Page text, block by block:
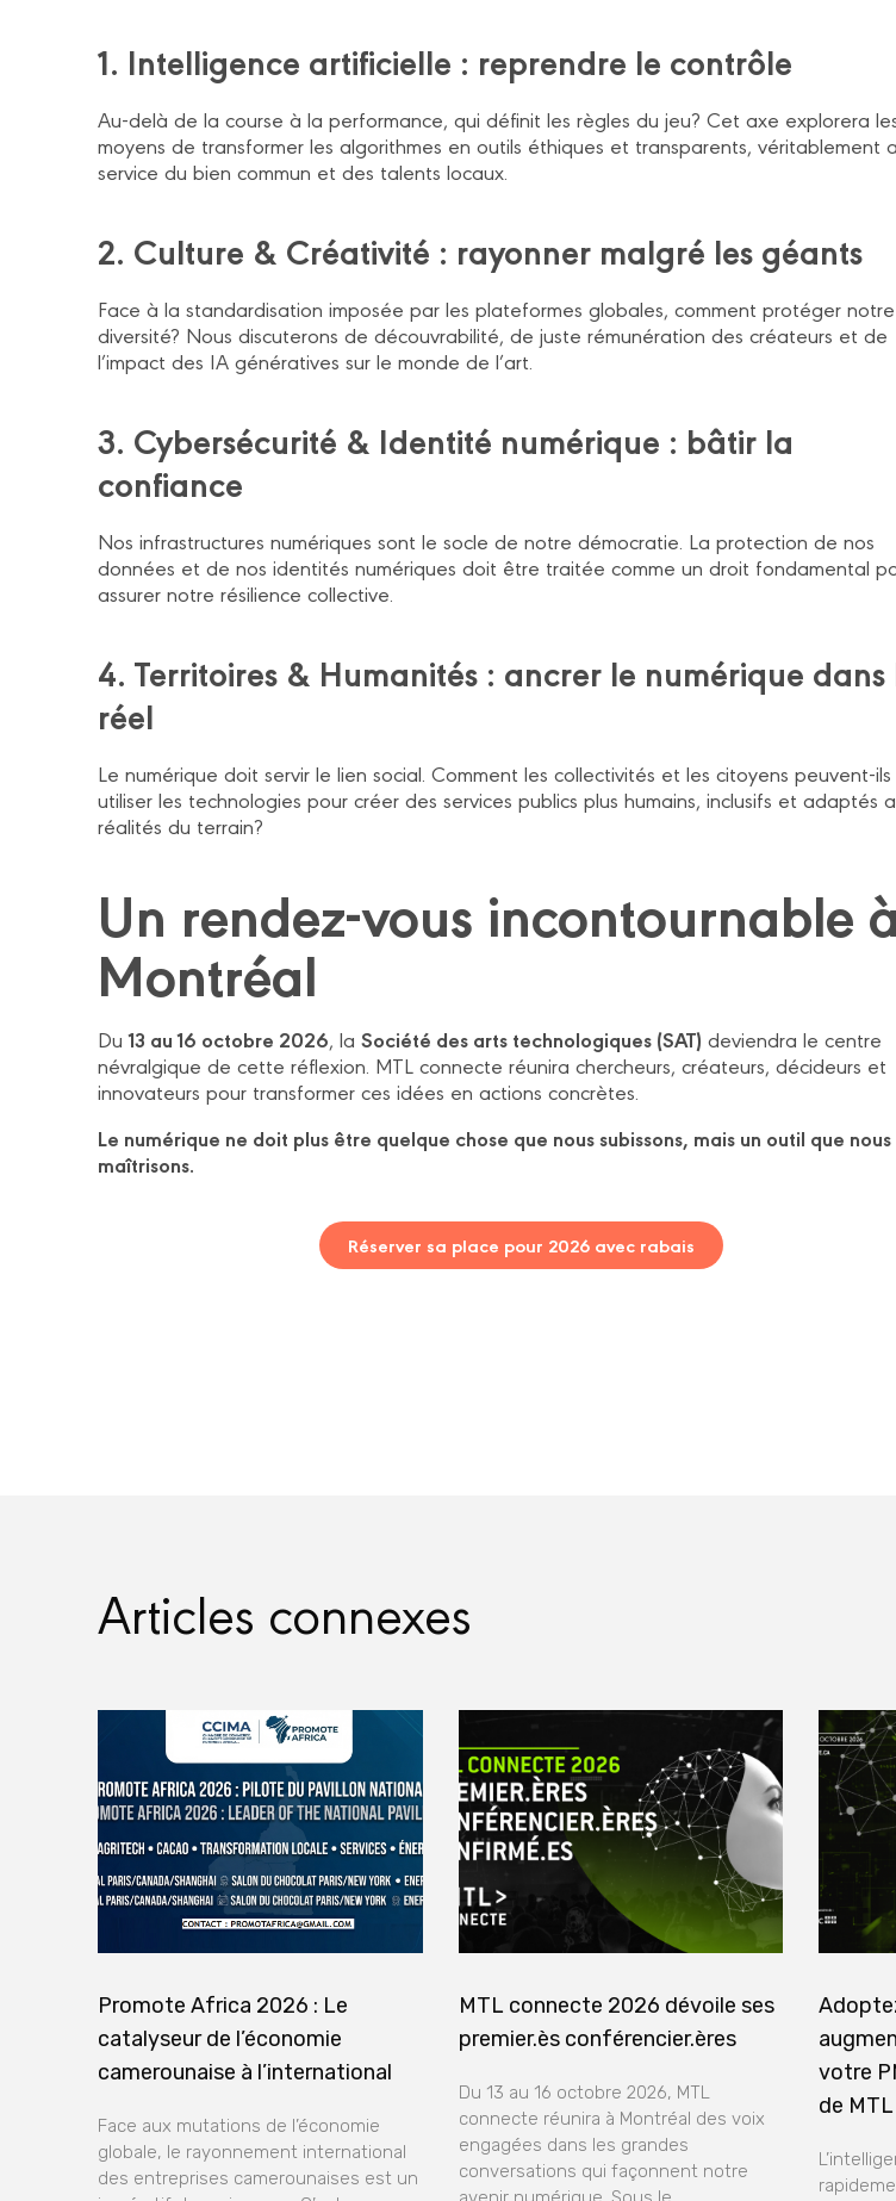
1. Intelligence artificielle : reprendre le contrôle
Au-delà de la course à la performance, qui définit les règles du jeu? Cet axe explorera
moyens de transformer les algorithmes en outils éthiques et transparents, véritablement
service du bien commun et des talents locaux.
2. Culture & Créativité : rayonner malgré les géants
Face à la standardisation imposée par les plateformes globales, comment protéger notre
diversité? Nous discuterons de découvrabilité, de juste rémunération des créateurs et de
l’impact des IA génératives sur le monde de l’art.
3. Cybersécurité & Identité numérique : bâtir la
confiance
Nos infrastructures numériques sont le socle de notre démocratie. La protection de nos
données et de nos identités numériques doit être traitée comme un droit fondamental
assurer notre résilience collective.
4. Territoires & Humanités : ancrer le numérique dans
réel
Le numérique doit servir le lien social. Comment les collectivités et les citoyens peuvent-ils
utiliser les technologies pour créer des services publics plus humains, inclusifs et adaptés
réalités du terrain?
Un rendez-vous incontournable à
Montréal
Du13 au 16 octobre 2026, la Société des arts technologiques (SAT) deviendra le centre
névralgique de cette réflexion. MTL connecte réunira chercheurs, créateurs, décideurs et
innovateurs pour transformer ces idées en actions concrètes.
Le numérique ne doit plus être quelque chose que nous subissons, mais un outil que nous
maîtrisons.
Réserver sa place pour 2026 avec rabais
Articles connexes
Promote Africa 2026 : Le
catalyseur de l’économie
camerounaise à l’international
Face aux mutations de l’économie
globale, le rayonnement international
des entreprises camerounaises est un
MTL connecte 2026 dévoile ses
premier.ès conférencier.ères
Du 13 au 16 octobre 2026, MTL
connecte réunira à Montréal des voix
engagées dans les grandes
conversations qui façonnent notre
votre
de